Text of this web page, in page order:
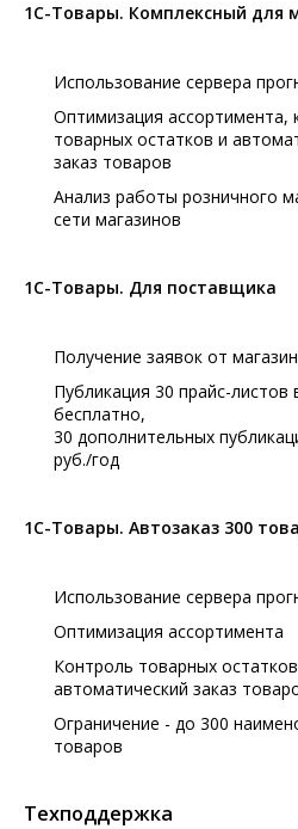
1С-Товары. Комплексный для
Использование сервера
Оптимизация ассортимента,
товарных остатков и
заказ товаров
Анализ работы розничного
сети магазинов
1С-Товары. Для поставщика
Получение заявок от
Публикация 30 прайс-листов
бесплатно,
30 дополнительных
руб./год
1С-Товары. Автозаказ 300
Использование сервера
Оптимизация ассортимента
Контроль товарных
автоматический заказ
Ограничение - до 300
товаров
Техподдержка